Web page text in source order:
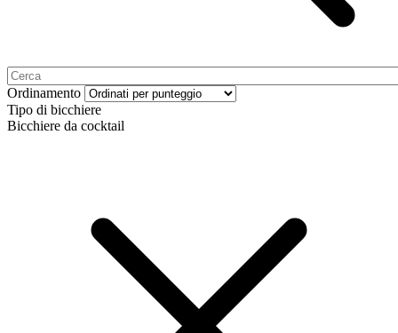
Ordinamento
Tipo di bicchiere
Bicchiere da cocktail